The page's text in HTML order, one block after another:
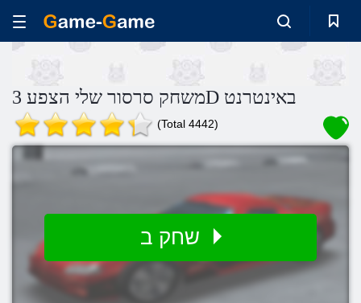
משחק סרסור שלי הצפע 3D באינטרנט
(Total 4442)